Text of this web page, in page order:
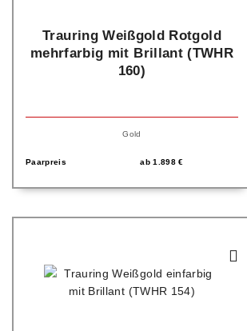
Trauring Weißgold Rotgold
mehrfarbig mit Brillant (TWHR
160)
Gold
Paarpreis ab1.898€